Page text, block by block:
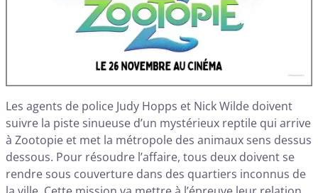
Les agents de police Judy Hopps et Nick Wilde doivent
suivre la piste sinueuse d’un mystérieux reptile qui arrive
à Zootopie et met la métropole des animaux sens dessus
dessous. Pour résoudre l’affaire, tous deux doivent se
rendre sous couverture dans des quartiers inconnus de